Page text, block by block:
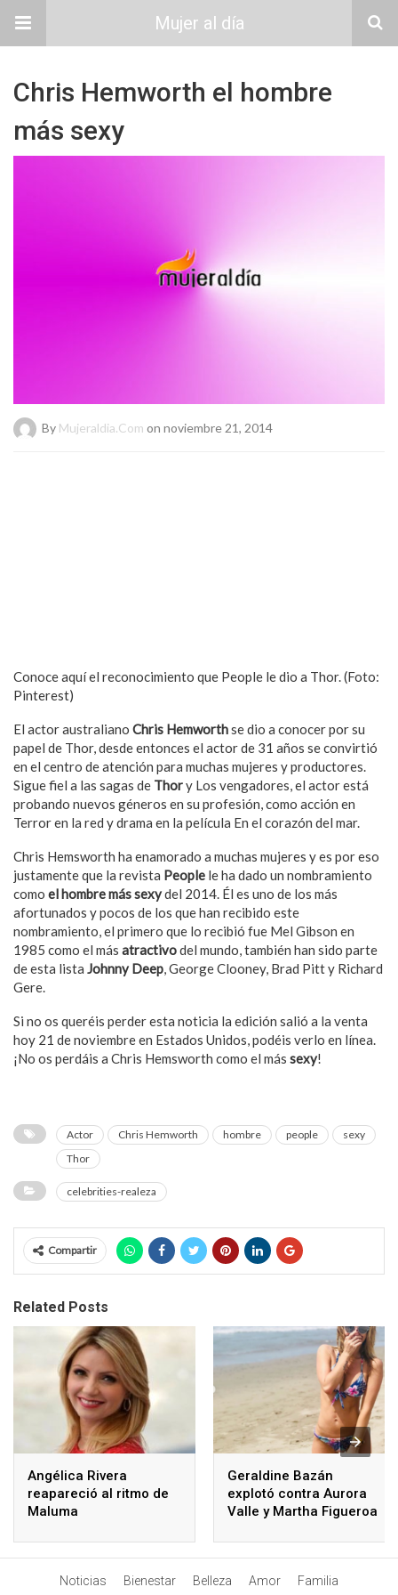
Mujer al día
Chris Hemworth el hombre
más sexy
By Mujeraldia.com on noviembre 21, 2014
Conoce aquí el reconocimiento que People le dio a Thor. (Foto:
Pinterest)
El actor australiano Chris Hemworthse dio a conocer por su
papel de Thor, desde entonces el actor de 31 años se convirtió
en el centro de atención para muchas mujeres y productores.
Sigue fiel a las sagas de Thory Los vengadores, el actor está
probando nuevos géneros en su profesión, como acción en
Terror en la red y drama en la película En el corazón del mar.
Chris Hemsworth ha enamorado a muchas mujeres y es por eso
justamente que la revista People le ha dado un nombramiento
como el hombre más sexydel 2014. Él es uno de los más
afortunados y pocos de los que han recibido este
nombramiento, el primero que lo recibió fue Mel Gibson en
1985 como el más atractivodel mundo, también han sido parte
de esta lista Johnny Deep, George Clooney, Brad Pitt y Richard
Gere.
Si no os queréis perder esta noticia la edición salió a la venta
hoy 21 de noviembre en Estados Unidos, podéis verlo en línea.
¡No os perdáis a Chris Hemsworth como el más sexy!
Actor Chris Hemworth hombre people
sexy
Thor
celebrities-realeza
Compartir
Related Posts
Angélica Rivera
reapareció al ritmo de
Maluma
Geraldine Bazán
explotó contra Aurora
Valle y Martha Figueroa
Noticias Bienestar Belleza Amor Familia